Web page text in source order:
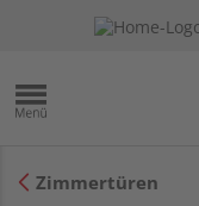
Zimmertüren